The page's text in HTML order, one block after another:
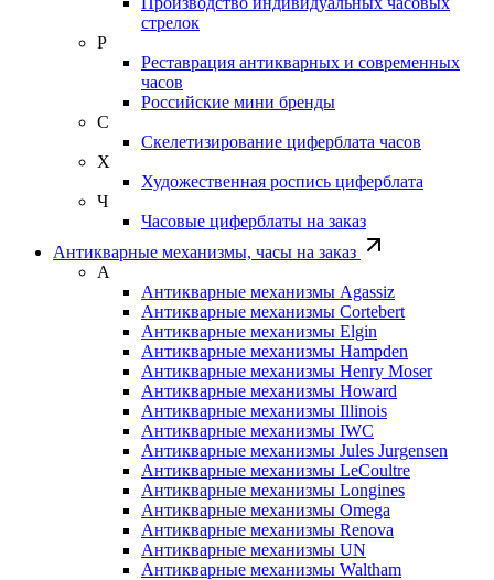
стрелок
Р
Реставрация антикварных и современных
часов
Российские мини бренды
С
Скелетизирование циферблата часов
Х
Художественная роспись циферблата
Ч
Часовые циферблаты на заказ
Антикварные механизмы, часы на заказ
А
Антикварные механизмы Agassiz
Антикварные механизмы Cortebert
Антикварные механизмы Elgin
Антикварные механизмы Hampden
Антикварные механизмы Henry Moser
Антикварные механизмы Howard
Антикварные механизмы Illinois
Антикварные механизмы IWC
Антикварные механизмы Jules Jurgensen
Антикварные механизмы LeCoultre
Антикварные механизмы Longines
Антикварные механизмы Omega
Антикварные механизмы Renova
Антикварные механизмы UN
Антикварные механизмы Waltham